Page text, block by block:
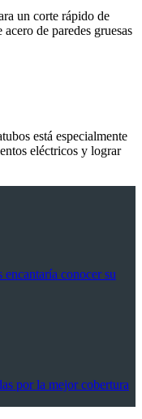
un corte rápido de
de paredes gruesas
está especialmente
eléctricos y lograr
encantaría conocer su
por la mejor cobertura